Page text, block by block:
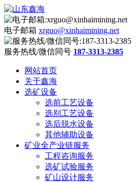
电子邮箱 xrguo@xinhaimining.net
服务热线/微信同号 187-3313-2385
网站首页
关于鑫海
选矿设备
选前工艺设备
选别工艺设备
选后脱水设备
其他辅助设备
矿业全产业链服务
工程咨询服务
选矿试验服务
矿山设计服务